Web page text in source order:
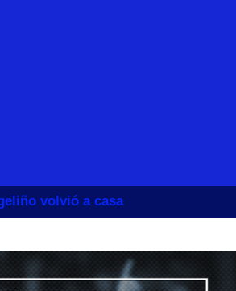
volvió a casa